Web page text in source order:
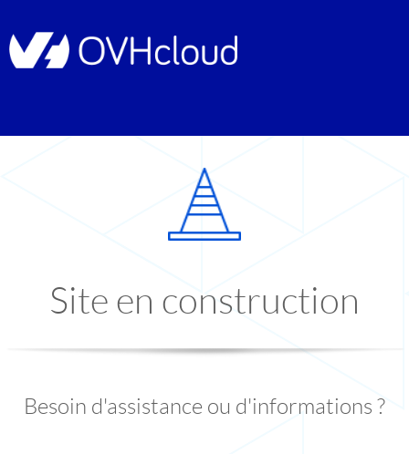
Site en construction
Besoin d'assistance ou d'informations ?